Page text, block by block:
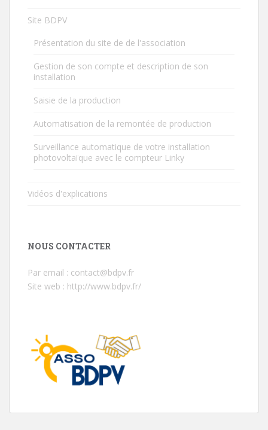
Site BDPV
Présentation du site de de l'association
Gestion de son compte et description de son
installation
Saisie de la production
Automatisation de la remontée de production
Surveillance automatique de votre installation
photovoltaïque avec le compteur Linky
Vidéos d'explications
NOUS CONTACTER
Par email : contact@bdpv.fr
Site web : http://www.bdpv.fr/